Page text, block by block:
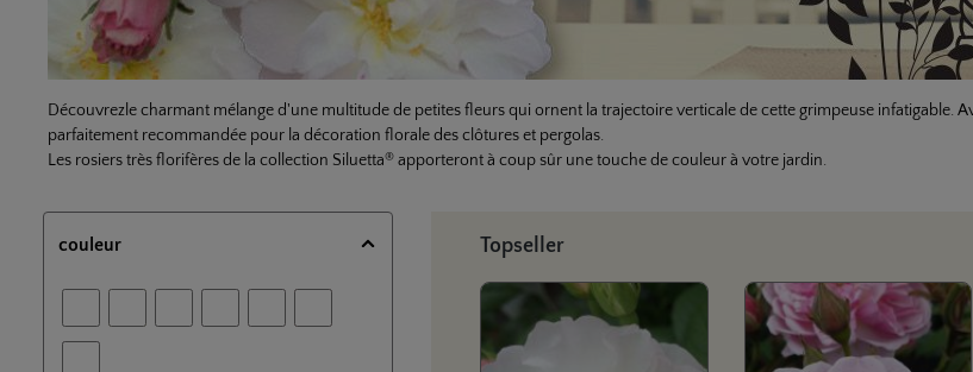
Découvrezle charmant mélange d'une multitude de petites fleurs qui ornent la trajectoire verticale de cette grimpeuse infatigable.
parfaitement recommandée pour la décoration florale des clôtures et pergolas.
Les rosiers très florifères de la collection Siluetta® apporteront à coup sûr une touche de couleur à votre jardin.
couleur Ignorer la galerie de produits
Topseller